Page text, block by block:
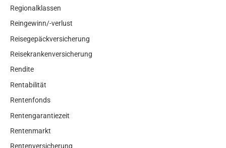
Regionalklassen
Reingewinn/-verlust
Reisegepäckversicherung
Reisekrankenversicherung
Rendite
Rentabilität
Rentenfonds
Rentengarantiezeit
Rentenmarkt
Rentenversicherung